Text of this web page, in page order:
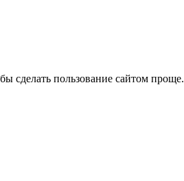
сделать пользование сайтом проще.